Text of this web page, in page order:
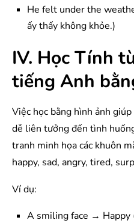
He felt under the
ấy thấy không khỏe.)
IV. Học Tính
tiếng Anh
Việc học bằng hình ảnh
dễ liên tưởng đến tình
tranh minh họa các khuôn
happy, sad, angry, tired,
Ví dụ:
A smiling face → Happy